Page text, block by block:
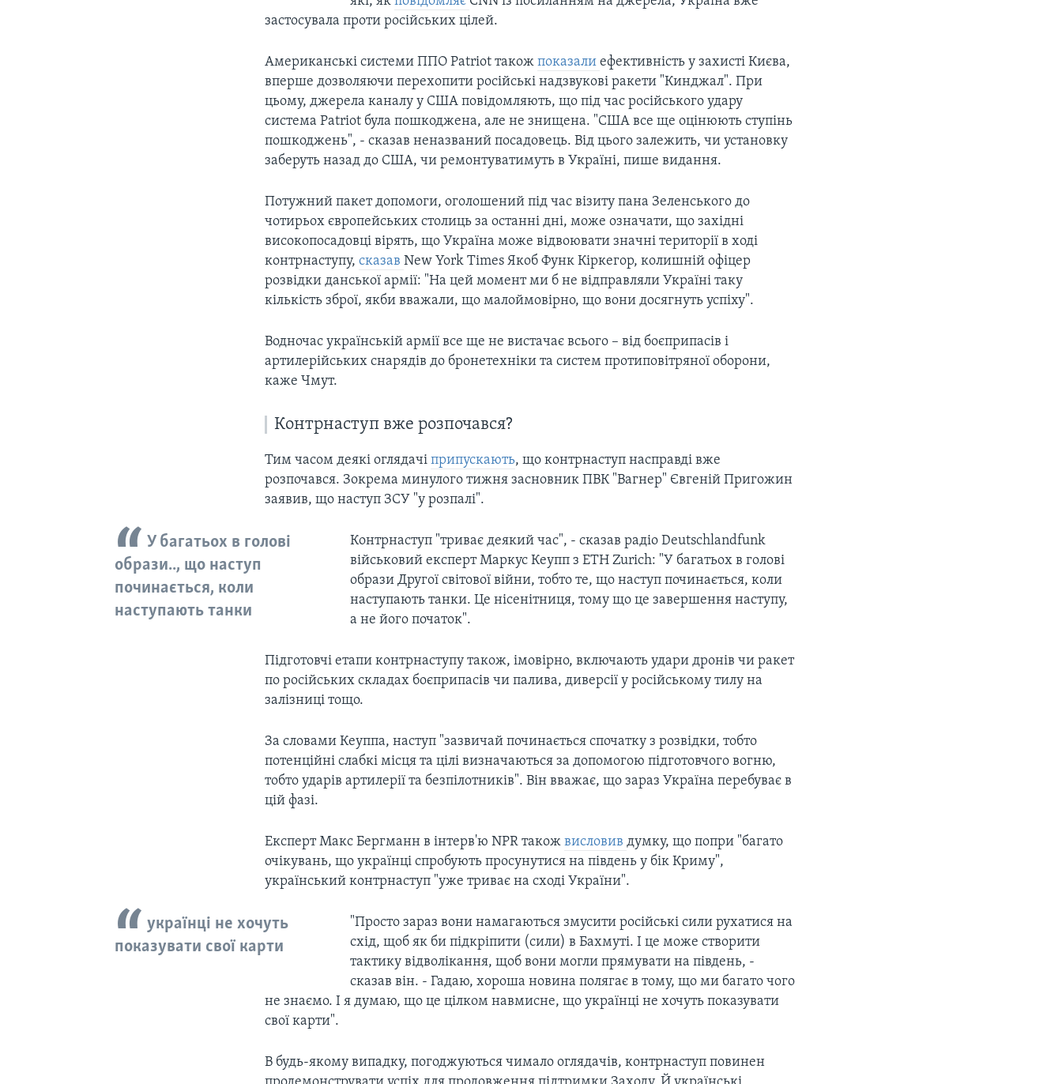
застосувала проти російських цілей.
Американські системи ППО Patriot такожпоказалиефективність у захисті Києва,
вперше дозволяючи перехопити російські надзвукові ракети "Кинджал". При
цьому, джерела каналу у США повідомляють, що під час російського удару
система Patriot була пошкоджена, але не знищена. "США все ще оцінюють ступінь
пошкоджень", - сказав неназваний посадовець. Від цього залежить, чи установку
заберуть назад до США, чи ремонтуватимуть в Україні, пише видання.
Потужний пакет допомоги, оголошений під час візиту пана Зеленського до
чотирьох європейських столиць за останні дні, може означати, що західні
високопосадовці вірять, що Україна може відвоювати значні території в ході
контрнаступу,сказавNew York Times Якоб Функ Кіркегор, колишній офіцер
розвідки данської армії: "На цей момент ми б не відправляли Україні таку
кількість зброї, якби вважали, що малоймовірно, що вони досягнуть успіху".
Водночас українській армії все ще не вистачає всього – від боєприпасів і
артилерійських снарядів до бронетехніки та систем протиповітряної оборони,
каже Чмут.
Контрнаступ вже розпочався?
Тим часом деякі оглядачіприпускають, що контрнаступ насправді вже
розпочався. Зокрема минулого тижня засновник ПВК "Вагнер" Євгеній Пригожин
заявив, що наступ ЗСУ "у розпалі".
У багатьох в голові
образи.., що наступ
починається, коли
наступають танки
Контрнаступ "триває деякий час", - сказав радіо Deutschlandfunk
військовий експерт Маркус Кеупп з ETH Zurich: "У багатьох в голові
образи Другої світової війни, тобто те, що наступ починається, коли
наступають танки. Це нісенітниця, тому що це завершення наступу,
а не його початок".
Підготовчі етапи контрнаступу також, імовірно, включають удари дронів чи ракет
по російських складах боєприпасів чи палива, диверсії у російському тилу на
залізниці тощо.
За словами Кеуппа, наступ "зазвичай починається спочатку з розвідки, тобто
потенційні слабкі місця та цілі визначаються за допомогою підготовчого вогню,
тобто ударів артилерії та безпілотників". Він вважає, що зараз Україна перебуває в
цій фазі.
Експерт Макс Бергманн в інтерв'ю NPR такожвисловивдумку, що попри "багато
очікувань, що українці спробують просунутися на південь у бік Криму",
український контрнаступ "уже триває на сході України".
українці не хочуть
показувати свої карти
"Просто зараз вони намагаються змусити російські сили рухатися на
схід, щоб як би підкріпити (сили) в Бахмуті. І це може створити
тактику відволікання, щоб вони могли прямувати на південь, -
сказав він. - Гадаю, хороша новина полягає в тому, що ми багато чого
не знаємо. І я думаю, що це цілком навмисне, що українці не хочуть показувати
свої карти".
В будь-якому випадку, погоджуються чимало оглядачів, контрнаступ повинен